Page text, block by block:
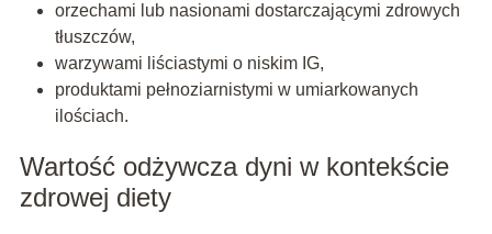
orzechami lub nasionami dostarczającymi zdrowych
tłuszczów,
warzywami liściastymi o niskim IG,
produktami pełnoziarnistymi w umiarkowanych
ilościach.
Wartość odżywcza dyni w kontekście
zdrowej diety